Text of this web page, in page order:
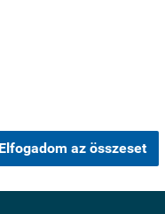
Elfogadom az összeset